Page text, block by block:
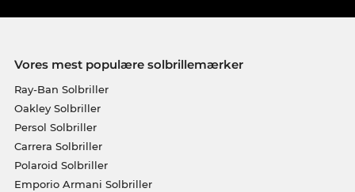
Vores mest populære solbrillemærker
Ray-Ban Solbriller
Oakley Solbriller
Persol Solbriller
Carrera Solbriller
Polaroid Solbriller
Emporio Armani Solbriller